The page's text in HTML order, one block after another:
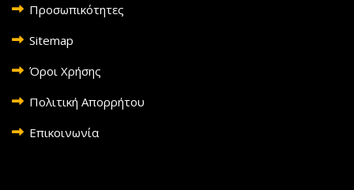
Προσωπικότητες
Sitemap
Όροι Χρήσης
Πολιτική Απορρήτου
Επικοινωνία